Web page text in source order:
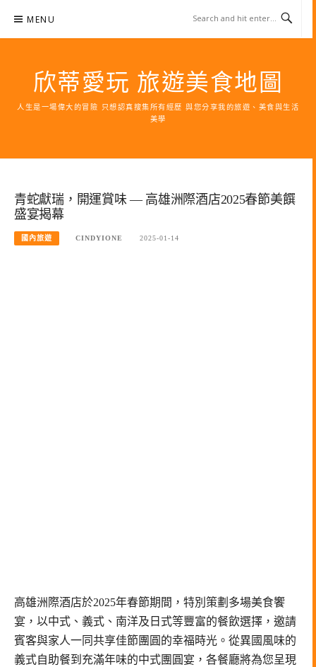
content
MENU
欣蒂愛玩 旅遊美食地圖
人生是一場偉大的冒險 只想認真搜集所有經歷 與您分享我的旅遊、美食與生活
美學
青蛇獻瑞，開運賞味 — 高雄洲際酒店2025春節美饌
盛宴揭幕
國內旅遊 CINDYIONE 2025-01-14
高雄洲際酒店於2025年春節期間，特別策劃多場美食饗
宴，以中式、義式、南洋及日式等豐富的餐飲選擇，邀請
賓客與家人一同共享佳節團圓的幸福時光。從異國風味的
義式自助餐到充滿年味的中式團圓宴，各餐廳將為您呈現